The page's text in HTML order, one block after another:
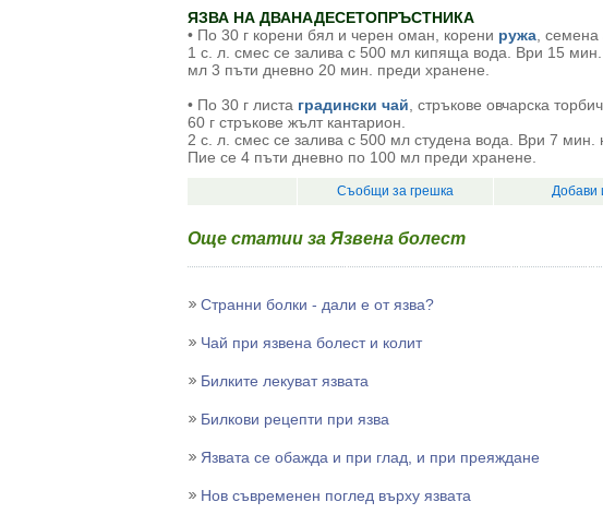
ЯЗВА НА ДВАНАДЕСЕТОПРЪСТНИКА
• По 30 г корени бял и черен оман, корени ружа , семена
1 с. л. смес се залива с 500 мл кипяща вода. Ври 15
мл 3 пъти дневно 20 мин. преди хранене.
• По 30 г листа градински чай , стръкове овчарска
60 г стръкове жълт кантарион.
2 с. л. смес се залива с 500 мл студена вода. Ври 7 мин.
Пие се 4 пъти дневно по 100 мл преди хранене.
Съобщи за грешка Добави
Още статии за Язвена болест
Странни болки - дали е от язва?
Чай при язвена болест и колит
Билките лекуват язвата
Билкови рецепти при язва
Язвата се обажда и при глад, и при преяждане
Нов съвременен поглед върху язвата